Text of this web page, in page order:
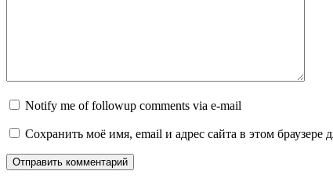
Notify me of followup comments via e-mail
Сохранить моё имя, email и адрес сайта в этом